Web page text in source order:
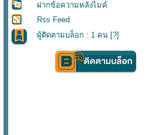
ฝากข้อความหลังไมค์
Rss Feed
ผู้ติดตามบล็อก : 1 คน [?]